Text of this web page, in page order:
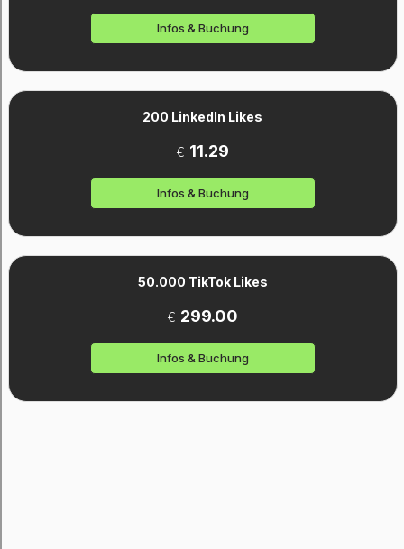
Infos & Buchung
200 LinkedIn Likes
€ 11.29
Infos & Buchung
50.000 TikTok Likes
€ 299.00
Infos & Buchung